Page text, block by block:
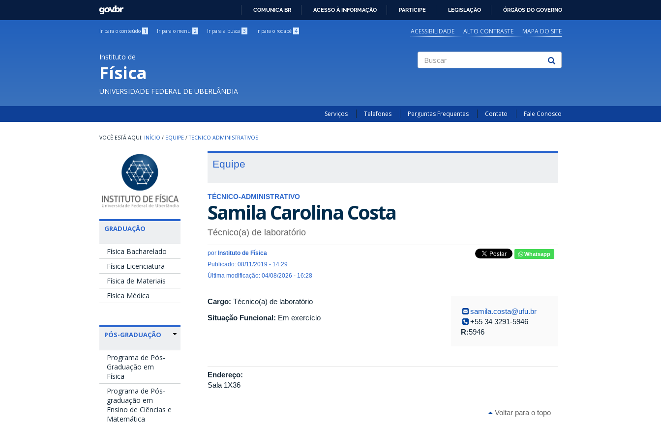
GOVBR
COMUNICA BR ACESSO À INFORMAÇÃO PARTICIPE LEGISLAÇÃO ÓRGÃOS DO GOVERNO
Ir para o conteúdo 1 Ir para o menu 2 Ir para a busca 3 Ir para o rodapé 4 ACESSIBILIDADE ALTO CONTRASTE MAPA DO SITE
Instituto de
Física
UNIVERSIDADE FEDERAL DE UBERLÂNDIA
Serviços Telefones Perguntas Frequentes Contato Fale Conosco
INÍCIO / EQUIPE / TECNICO ADMINISTRATIVOS
GRADUAÇÃO
Física Bacharelado
Física Licenciatura
Física de Materiais
Física Médica
PÓS-GRADUAÇÃO
Programa de Pós-
Graduação em
Física
Programa de Pós-
graduação em
Ensino de Ciências e
Matemática
Equipe
TÉCNICO-ADMINISTRATIVO
Samila Carolina Costa
Técnico(a) de laboratório
por Instituto de Física
Publicado: 08/11/2019 - 14:29
Última modificação: 04/08/2026 - 16:28
Whatsapp
Cargo: Técnico(a) de laboratório
Situação Funcional: Em exercício
samila.costa@ufu.br
+55 34 3291-5946
R:5946
Endereço:
Sala 1X36
Voltar para o topo